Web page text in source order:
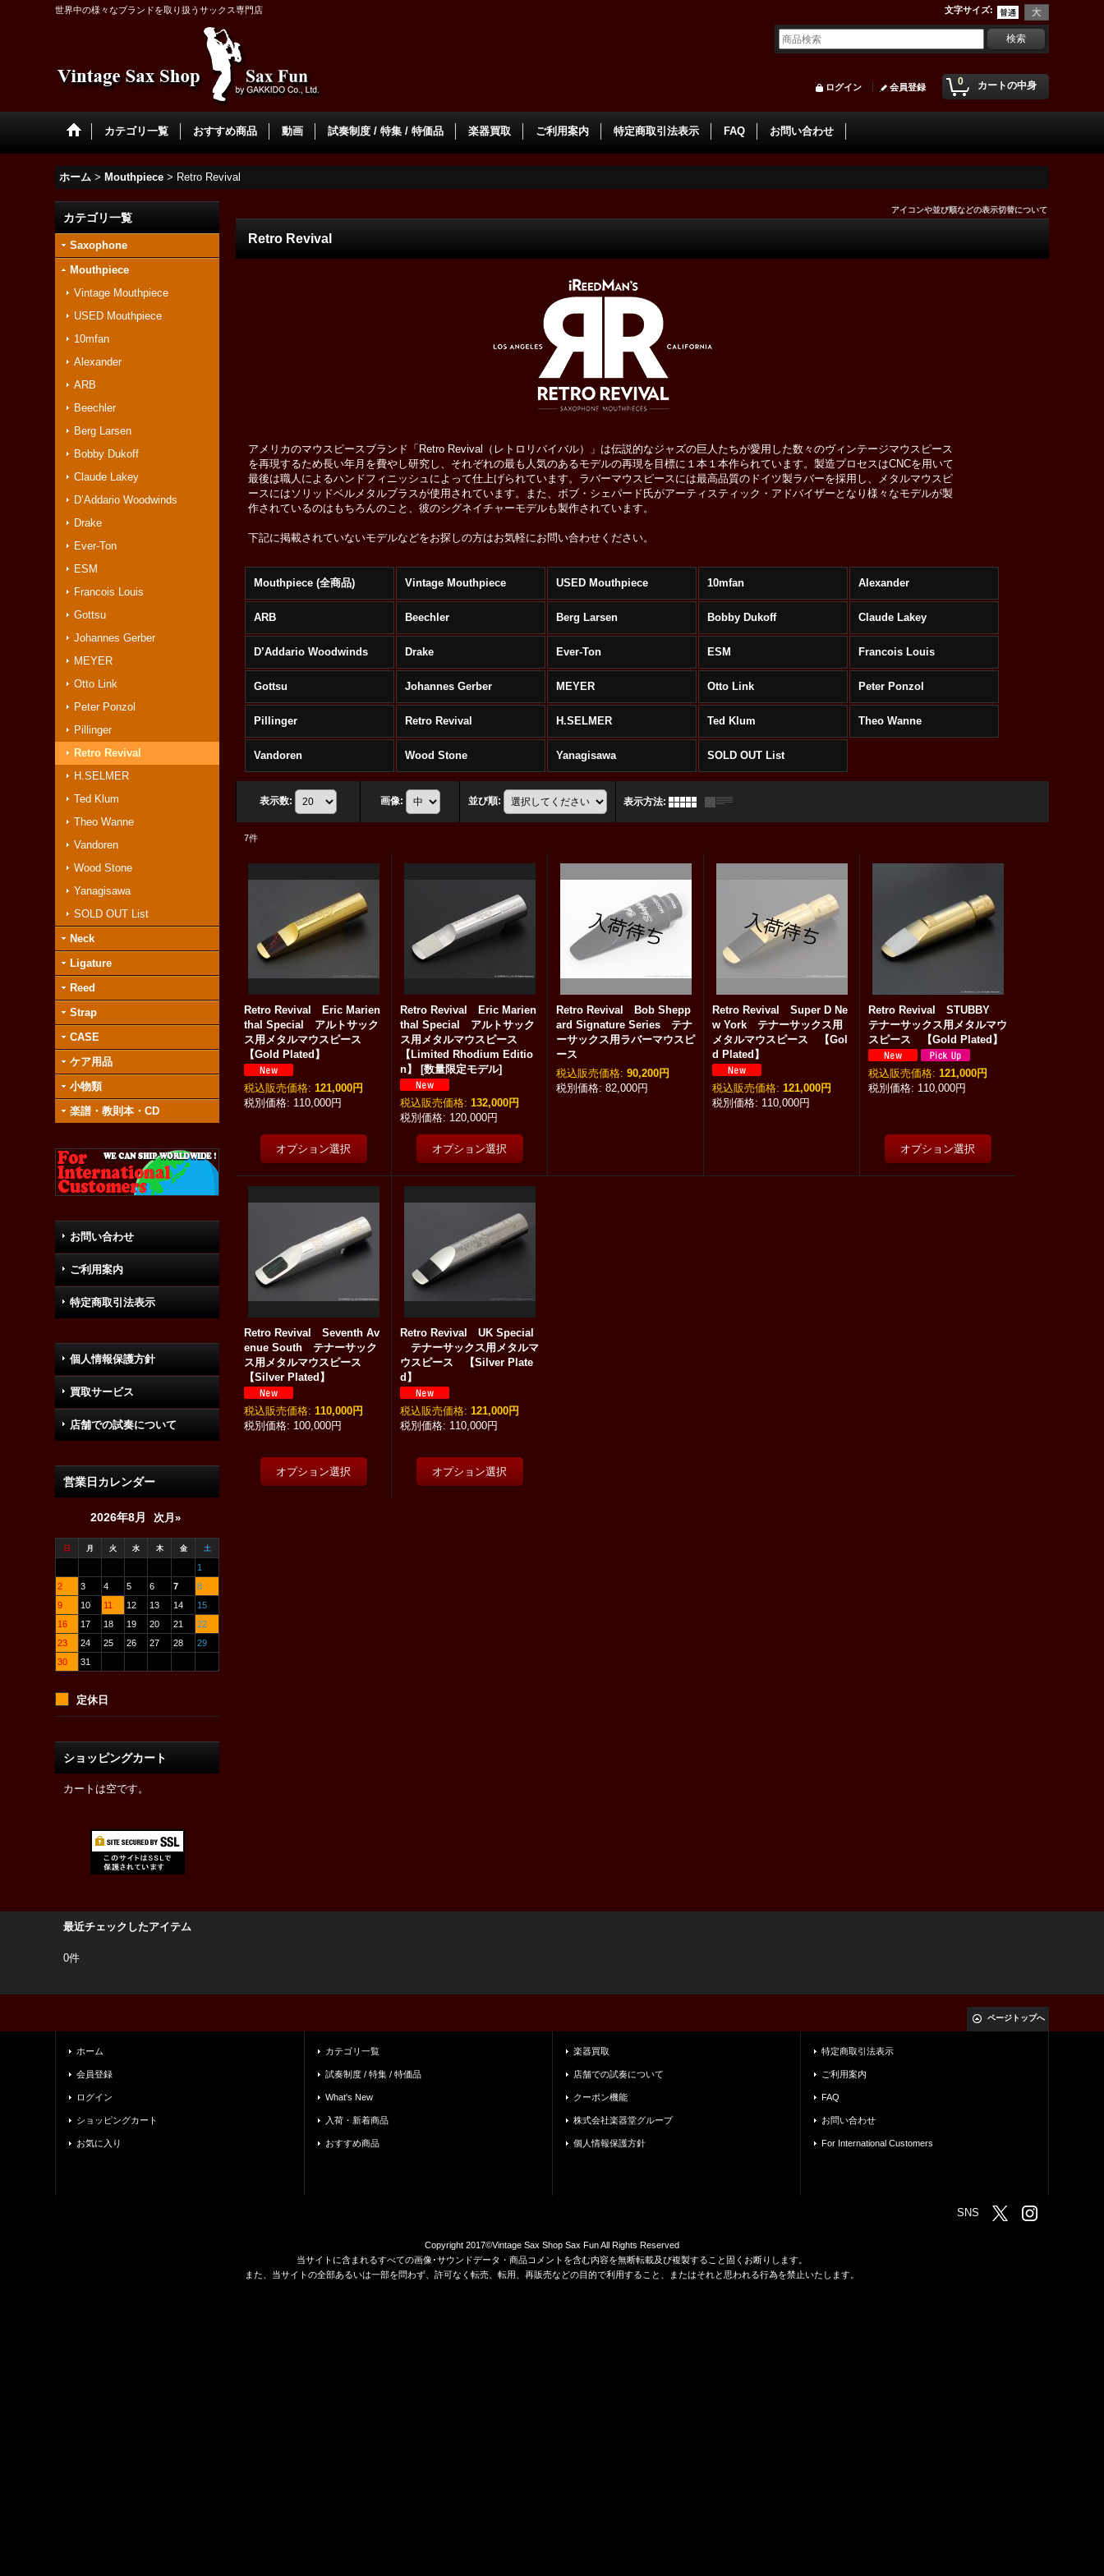
世界中の様々なブランドを取り扱うサックス専門店 文字サイズ:
0 カートの中身
ログイン 会員登録
カテゴリ一覧 おすすめ商品 動画 試奏制度 / 特集 / 特価品 楽器買取 ご利用案内 特定商取引法表示 FAQ お問い合わせ
ホーム > Mouthpiece > Retro Revival
カテゴリ一覧
Saxophone
Mouthpiece
Vintage Mouthpiece
USED Mouthpiece
10mfan
Alexander
ARB
Beechler
Berg Larsen
Bobby Dukoff
Claude Lakey
D’Addario Woodwinds
Drake
Ever-Ton
ESM
Francois Louis
Gottsu
Johannes Gerber
MEYER
Otto Link
Peter Ponzol
Pillinger
Retro Revival
H.SELMER
Ted Klum
Theo Wanne
Vandoren
Wood Stone
Yanagisawa
SOLD OUT List
Neck
Ligature
Reed
Strap
CASE
ケア用品
小物類
楽譜・教則本・CD
お問い合わせ
ご利用案内
特定商取引法表示
個人情報保護方針
買取サービス
店舗での試奏について
営業日カレンダー
2026年8月 次月»
日 月 火 水 木 金 土
1
2
3 4 5 6 7
8
9
10 11 12 13 14
15
16
17 18 19 20 21
22
23
24 25 26 27 28
29
30
31
定休日
ショッピングカート
カートは空です。
アイコンや並び順などの表示切替について
Retro Revival
アメリカのマウスピースブランド「Retro Revival（レトロリバイバル）」は伝説的なジャズの巨人たちが愛用した数々のヴィンテージマウスピース
を再現するため長い年月を費やし研究し、それぞれの最も人気のあるモデルの再現を目標に１本１本作られています。製造プロセスはCNCを用いて
最後は職人によるハンドフィニッシュによって仕上げられています。ラバーマウスピースには最高品質のドイツ製ラバーを採用し、メタルマウスピ
ースにはソリッドベルメタルブラスが使用されています。また、ボブ・シェパード氏がアーティスティック・アドバイザーとなり様々なモデルが製
作されているのはもちろんのこと、彼のシグネイチャーモデルも製作されています。
下記に掲載されていないモデルなどをお探しの方はお気軽にお問い合わせください。
Mouthpiece (全商品) Vintage Mouthpiece USED Mouthpiece 10mfan Alexander
ARB Beechler Berg Larsen Bobby Dukoff Claude Lakey
D’Addario Woodwinds Drake Ever-Ton ESM Francois Louis
Gottsu Johannes Gerber MEYER Otto Link Peter Ponzol
Pillinger Retro Revival H.SELMER Ted Klum Theo Wanne
Vandoren Wood Stone Yanagisawa SOLD OUT List
表示数: 画像: 並び順: 表示方法:
7件
Retro Revival Eric Marien
thal Special アルトサック
ス用メタルマウスピース
【Gold Plated】
110,000円
税込 : 121,000円
Retro Revival Eric Marien
thal Special アルトサック
ス用メタルマウスピース
【Limited Rhodium Editio
n】
[数量限定モデル]
120,000円
税込 : 132,000円
Retro Revival Bob Shepp
ard Signature Series テナ
ーサックス用ラバーマウスピ
ース
82,000円
税込 : 90,200円
Retro Revival Super D Ne
w York テナーサックス用
メタルマウスピース 【Gol
d Plated】
110,000円
税込 : 121,000円
Retro Revival STUBBY
テナーサックス用メタルマウ
スピース 【Gold Plated】
110,000円
税込 : 121,000円
Retro Revival Seventh Av
enue South テナーサック
ス用メタルマウスピース
【Silver Plated】
100,000円
税込 : 110,000円
Retro Revival UK Special
テナーサックス用メタルマ
ウスピース 【Silver Plate
d】
110,000円
税込 : 121,000円
最近チェックしたアイテム
0件
ページトップへ
ホーム
会員登録
ログイン
ショッピングカート
お気に入り
カテゴリ一覧
試奏制度 / 特集 / 特価品
What's New
入荷・新着商品
おすすめ商品
楽器買取
店舗での試奏について
クーポン機能
株式会社楽器堂グループ
個人情報保護方針
特定商取引法表示
ご利用案内
FAQ
お問い合わせ
For International Customers
SNS
Copyright 2017©Vintage Sax Shop Sax Fun All Rights Reserved
当サイトに含まれるすべての画像･サウンドデータ・商品コメントを含む内容を無断転載及び複製すること固くお断りします。
また、当サイトの全部あるいは一部を問わず、許可なく転売、転用、再販売などの目的で利用すること、またはそれと思われる行為を禁止いたします。